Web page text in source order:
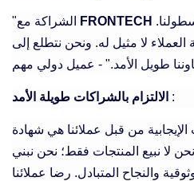
FRONTECH
العملاء لا مثيل له. ونحن نتطلع إلى
:
الإيجابية من قبل عملائنا هي شهادة
لا نبيع المنتجات فقط؛ نحن نبني
والنجاح المتبادل. رضا عملائنا